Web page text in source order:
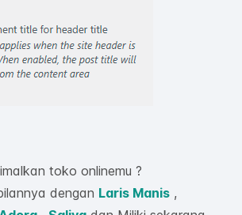
toko onlinemu ?
dengan Laris Manis ,